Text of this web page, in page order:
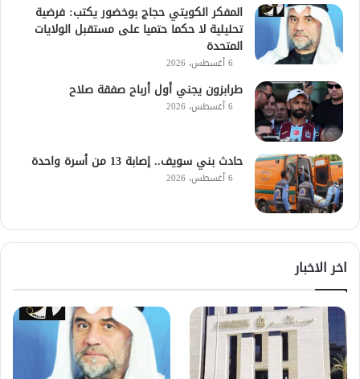
المفكر الكويتي حجاج بوخضور يكتب: فرضية
تحليلية لا حكما حتميا على مستقبل الولايات
المتحدة
6 أغسطس، 2026
طرابزون يجني أول أرباح صفقة صلاح
6 أغسطس، 2026
حادث بني سويف.. إصابة 13 من أسرة واحدة
6 أغسطس، 2026
اخر الاخبار